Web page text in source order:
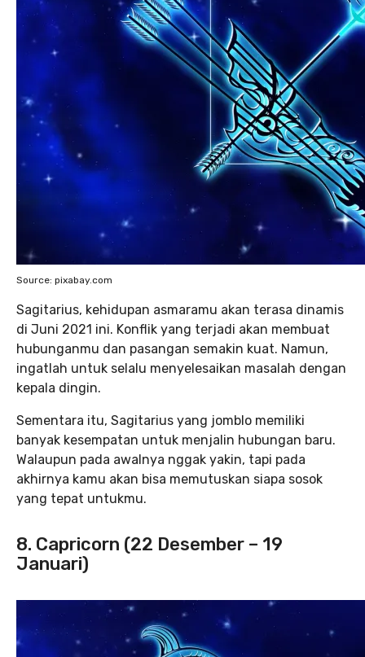
Source: pixabay.com
Sagitarius, kehidupan asmaramu akan terasa dinamis
di Juni 2021 ini. Konflik yang terjadi akan membuat
hubunganmu dan pasangan semakin kuat. Namun,
ingatlah untuk selalu menyelesaikan masalah dengan
kepala dingin.
Sementara itu, Sagitarius yang jomblo memiliki
banyak kesempatan untuk menjalin hubungan baru.
Walaupun pada awalnya nggak yakin, tapi pada
akhirnya kamu akan bisa memutuskan siapa sosok
yang tepat untukmu.
8. Capricorn (22 Desember – 19
Januari)